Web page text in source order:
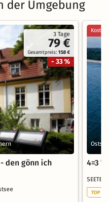
der Umgebung
3 Tage
79 €
Gesamtpreis:158 €
- 33 %
den gönn ich
4=3
TOP